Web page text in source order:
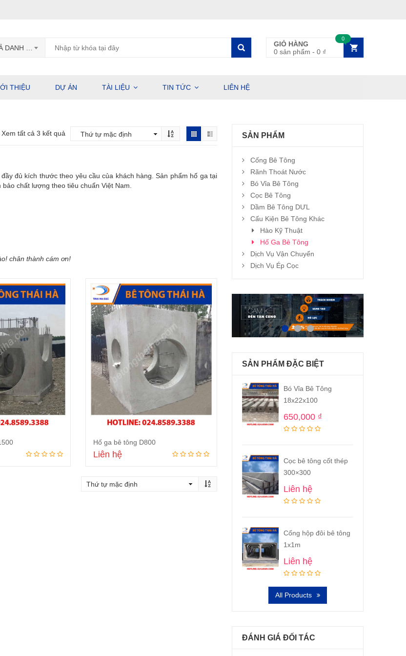
GIỎ HÀNG
0 sản phẩm - 0 ₫
0
THIỆU DỰ ÁN TÀI LIỆU TIN TỨC LIÊN HỆ
Xem tất cả 3 kết quả
đủ kích thước theo yêu cầu của khách hàng. Sản phẩm hố ga tại
chất lượng theo tiêu chuẩn Việt Nam.
chân thành cám ơn!
Hố ga bê tông D800
Liên hệ
SẢN PHẨM
Cống Bê Tông
Rãnh Thoát Nước
Bó Vỉa Bê Tông
Cọc Bê Tông
Dầm Bê Tông DƯL
Cấu Kiện Bê Tông Khác
Hào Kỹ Thuật
Hố Ga Bê Tông
Dịch Vụ Vận Chuyển
Dịch Vụ Ép Cọc
SẢN PHẨM ĐẶC BIỆT
Bó Vỉa Bê Tông
18x22x100
650,000 ₫
Cọc bê tông cốt thép
300×300
Liên hệ
Cống hộp đôi bê tông
1x1m
Liên hệ
All Products
ĐÁNH GIÁ ĐỐI TÁC